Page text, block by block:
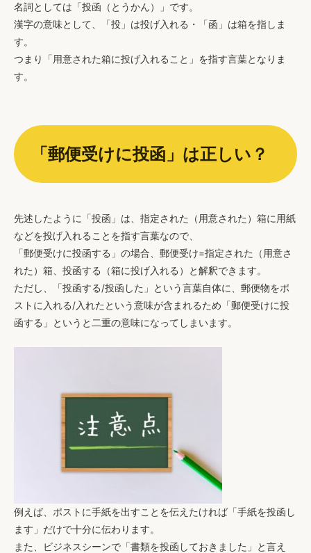
名詞としては「投函（とうかん）」です。
漢字の意味として、「投」は投げ入れる・「函」は箱を指しま
す。
つまり「用意された箱に投げ入れること」を指す言葉となりま
す。
「郵便受けに投函」は正しい？
先述したように「投函」は、指定された（用意された）箱に用紙
などを投げ入れることを指す言葉なので、
「郵便受けに投函する」の場合、郵便受け=指定された（用意さ
れた）箱、投函する（箱に投げ入れる）と解釈できます。
ただし、「投函する/投函した」という言葉自体に、郵便物をポ
ストに入れる/入れたという意味が含まれるため「郵便受けに投
函する」というと二重の意味になってしまいます。
例えば、ポストに手紙を出すことを伝えたければ「手紙を投函し
ます」だけで十分に伝わります。
また、ビジネスシーンで「書類を投函しておきました」と言え